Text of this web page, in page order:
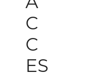
C
C
ES